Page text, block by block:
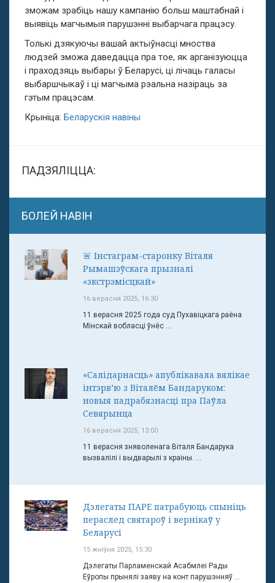
зможам зрабіць нашу кампанію больш маштабнай і
выявіць магчымыя парушэнні выбарчага працэсу.
Толькі дзякуючы вашай актыўнасці мноства
людзей зможа даведацца пра тое, як арганізуюцца
і праходзяць выбары ў Беларусі, ці лічаць галасы
выбаршчыкаў і ці магчыма рэальна назіраць за
гэтым працэсам.
Крыніца: Беларускія навіны
ПАДЗЯЛІЦЦА:
БОЛЕЙ НАВІН
🚨 Інстаграм-старонку Віталя
Рымашэўскага прызналі
«экстрэмісцкай»
16 верасня 2025, 16:30
11 верасня 2025 года суд Пухавіцкага раёна
Мінскай вобласці ўнёс ...
«Салідарнасць» апублікавала вялікае
інтэрв’ю з Віталём Бандаруком:
новыя падрабязнасці пра Паўла
Севярынца
16 верасня 2025, 13:00
11 верасня зняволенага Віталя Бандарука
вызвалілі і выдварылі з краіны. ...
Дэлегаты ПАРЕ патрабуюць спыніць
пераслед святароў і вернікаў у
Беларусі
15 жніўня 2025, 15:30
Дэлегаты Парламенскай Асабмлеі Рады
Еўропы прынялі заяву на конт парушэнняў ...